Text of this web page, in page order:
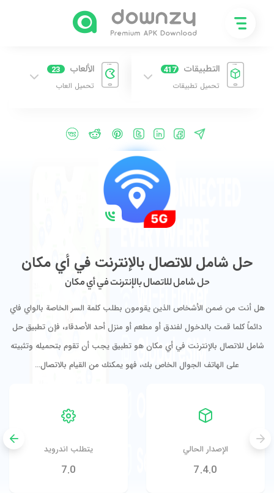
التطبيقات 417
تحميل تطبيقات
الألعاب 23
تحميل العاب
حل شامل للاتصال بالإنترنت في أي مكان
حل شامل للاتصال بالإنترنت في أي مكان
هل أنت من ضمن الأشخاص الذين يقومون بطلب كلمة السر الخاصة بالواي فاي
دائماً كلما قمت بالدخول لفندق أو مطعم أو منزل أحد الأصدقاء، فإن تطبيق حل
شامل للاتصال بالإنترنت في أي مكان هو تطبيق يجب أن تقوم بتحميله وتثبيته
على الهاتف الجوال الخاص بك، فهو يمكنك من القيام بالاتصال…
الإصدار الحالي
7.4.0
يتطلب اندرويد
7.0